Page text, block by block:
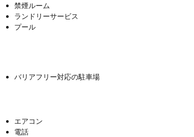
禁煙ルーム
ランドリーサービス
プール
バリアフリー対応の駐車場
エアコン
電話